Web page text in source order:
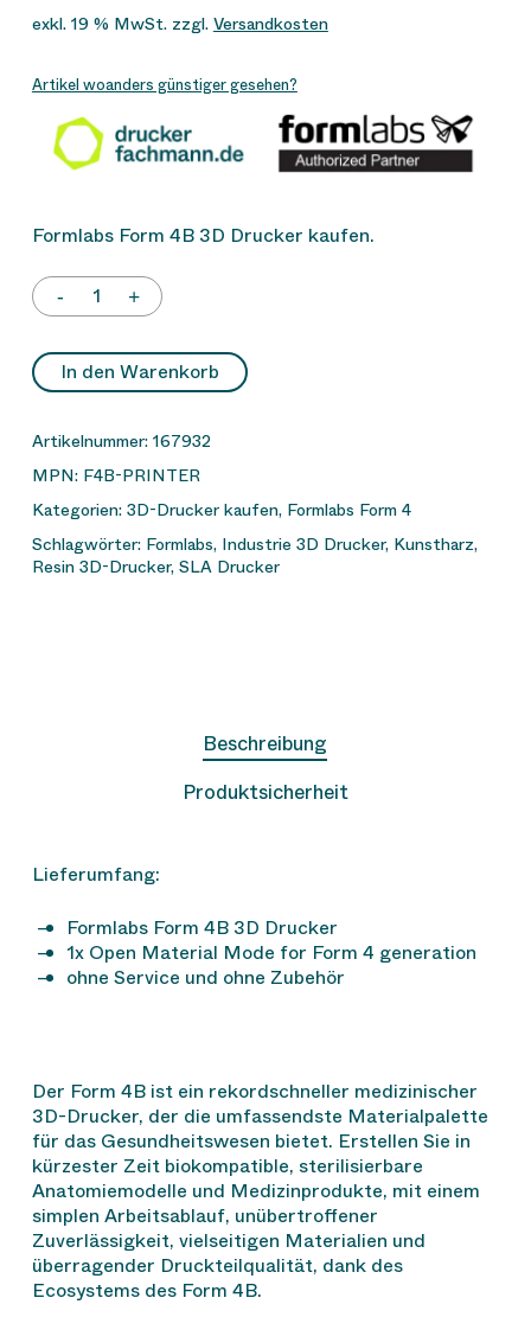
exkl. 19 % MwSt. zzgl.Versandkosten
Artikel woanders günstiger gesehen?
Formlabs Form 4B 3D Drucker kaufen.
In den Warenkorb
Artikelnummer: 167932
MPN: F4B-PRINTER
Kategorien: 3D-Drucker kaufen, Formlabs Form 4
Schlagwörter: Formlabs, Industrie 3D Drucker, Kunstharz,
Resin 3D-Drucker, SLA Drucker
Beschreibung
Produktsicherheit
Lieferumfang:
Formlabs Form 4B 3D Drucker
1x Open Material Mode for Form 4 generation
ohne Service und ohne Zubehör
Der Form 4B ist ein rekordschneller medizinischer
3D-Drucker, der die umfassendste Materialpalette
für das Gesundheitswesen bietet. Erstellen Sie in
kürzester Zeit biokompatible, sterilisierbare
Anatomiemodelle und Medizinprodukte, mit einem
simplen Arbeitsablauf, unübertroffener
Zuverlässigkeit, vielseitigen Materialien und
überragender Druckteilqualität, dank des
Ecosystems des Form 4B.